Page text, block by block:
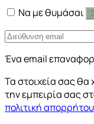
Να με θυμάσαι
Ένα email
Τα στοιχεία σας θα
την εμπειρία σας
πολιτική απορρήτου